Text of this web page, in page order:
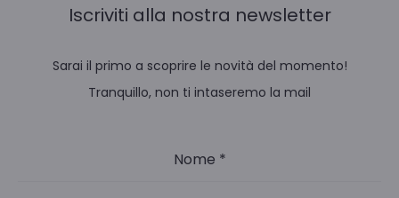
Iscriviti alla nostra newsletter
Sarai il primo a scoprire le novità del momento!
Tranquillo, non ti intaseremo la mail
Nome *